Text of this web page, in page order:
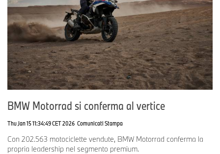
BMW Motorrad si conferma al vertice
Thu Jan 15 11:34:49 CET 2026 Comunicati Stampa
Con 202.563 motociclette vendute, BMW Motorrad conferma la
propria leadership nel segmento premium.